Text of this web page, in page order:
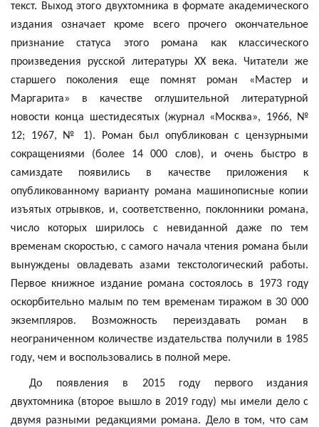
текст. Выход этого двухтомника в формате академического
издания означает кроме всего прочего окончательное
признание статуса этого романа как классического
произведения русской литературы ХХ века. Читатели же
старшего поколения еще помнят роман «Мастер и
Маргарита» в качестве оглушительной литературной
новости конца шестидесятых (журнал «Москва», 1966, №
12; 1967, № 1). Роман был опубликован с цензурными
сокращениями (более 14 000 слов), и очень быстро в
самиздате появились в качестве приложения к
опубликованному варианту романа машинописные копии
изъятых отрывков, и, соответственно, поклонники романа,
число которых ширилось с невиданной даже по тем
временам скоростью, с самого начала чтения романа были
вынуждены овладевать азами текстологический работы.
Первое книжное издание романа состоялось в 1973 году
оскорбительно малым по тем временам тиражом в 30 000
экземпляров. Возможность переиздавать роман в
неограниченном количестве издательства получили в 1985
году, чем и воспользовались в полной мере.
До появления в 2015 году первого издания
двухтомника (второе вышло в 2019 году) мы имели дело с
двумя разными редакциями романа. Дело в том, что сам